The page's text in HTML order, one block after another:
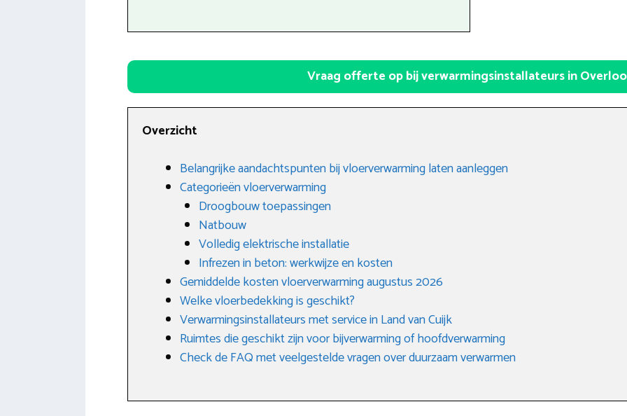
Vraag offerte op bij verwarmingsinstallateurs in
Overzicht
Belangrijke aandachtspunten bij vloerverwarming laten aanleggen
Categorieën vloerverwarming
Droogbouw toepassingen
Natbouw
Volledig elektrische installatie
Infrezen in beton: werkwijze en kosten
Gemiddelde kosten vloerverwarming augustus 2026
Welke vloerbedekking is geschikt?
Verwarmingsinstallateurs met service in Land van Cuijk
Ruimtes die geschikt zijn voor bijverwarming of hoofdverwarming
Check de FAQ met veelgestelde vragen over duurzaam verwarmen